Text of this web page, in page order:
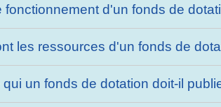
fonctionnement d'un fonds de
les ressources d'un fonds de
un fonds de dotation doit-il